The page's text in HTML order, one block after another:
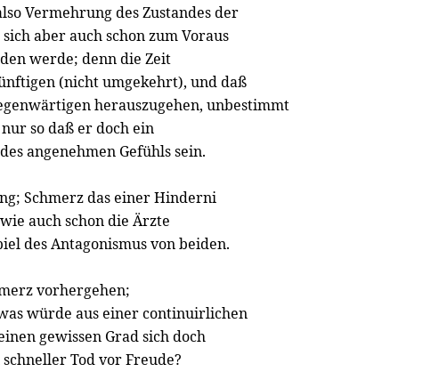
Vermehrung des Zustandes der
aber auch schon zum Voraus
werde; denn die Zeit
(nicht umgekehrt), und daß
herauszugehen, unbestimmt
so daß er doch ein
angenehmen Gefühls sein.
Schmerz das einer Hinderni
auch schon die Ärzte
des Antagonismus von beiden.
vorhergehen;
würde aus einer continuirlichen
gewissen Grad sich doch
Tod vor Freude?